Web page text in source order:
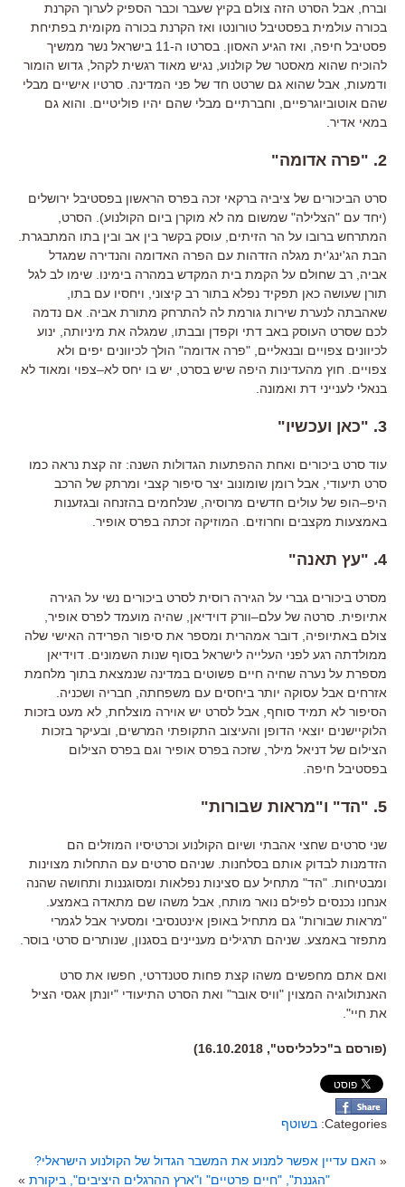
וברח
אבל הסרט הזה צולם בקיץ שעבר וכבר הספיק לערוך הקרנת
בכורה עולמית בפסטיבל טורונטו ואז הקרנת בכורה מקומית בפתיחת
פסטיבל חיפה
ואז הגיע האסון בסרטו ה-11
בישראל נשר ממשיך
להוכיח שהוא מאסטר של קולנוע נגיש מאוד רגשית לקהל גדוש הומור
ודמעות אבל שהוא גם שרטט חד של פני המדינה סרטיו אישיים מבלי
שהם אוטוביוגרפיים
וחברתיים מבלי שהם יהיו פוליטיים
והוא גם
במאי אדיר
2. " פרה אדומה"
סרט הביכורים של ציביה ברקאי זכה בפרס הראשון בפסטיבל ירושלים
(יחד עם "הצלילה" שמשום מה לא מוקרן ביום הקולנוע). הסרט
המתרחש ברובו על הר הזיתים עוסק בקשר בין אב ובין בתו המתבגרת
הבת הג'ינג'ית מגלה הזדהות עם הפרה האדומה והנדירה שמגדל
אביה רב שחולם על הקמת בית המקדש במהרה בימינו שימו לב לגל
תורן שעושה כאן תפקיד נפלא בתור רב קיצוני
ויחסיו עם בתו
שאהבתה לנערת שירות גורמת לה להתרחק מתורת אביה
אם נדמה
לכם שסרט העוסק באב דתי וקפדן ובבתו שמגלה את מיניותה
ינוע
לכיוונים צפויים ובנאליים , "פרה אדומה" הולך לכיוונים יפים ולא
צפויים
חוץ מהעדינות היפה שיש בסרט יש בו יחס לא–צפוי ומאוד לא
בנאלי לענייני דת ואמונה
3. " כאן ועכשיו"
עוד סרט ביכורים ואחת ההפתעות הגדולות השנה: זה קצת נראה כמו
סרט תיעודי
אבל רומן שומונוב יצר סיפור קצבי ומרתק של הרכב
היפ–הופ של עולים חדשים מרוסיה שנלחמים בהזנחה ובגזענות
באמצעות מקצבים וחרוזים
המוזיקה זכתה בפרס אופיר
4. " עץ תאנה"
מסרט ביכורים גברי על הגירה רוסית לסרט ביכורים נשי על הגירה
אתיופית סרטה של עלם–וורק דוידיאן שהיה מועמד לפרס אופיר
צולם באתיופיה דובר אמהרית ומספר את סיפור הפרידה האישי שלה
ממולדתה רגע לפני העלייה לישראל בסוף שנות השמונים דוידיאן
מספרת על נערה שחיה חיים פשוטים במדינה שנמצאת בתוך מלחמת
אזרחים אבל עסוקה יותר ביחסים עם משפחתה
חבריה ושכניה
הסיפור לא תמיד סוחף
אבל לסרט יש אוירה מוצלחת לא מעט בזכות
הלוקיישנים יוצאי הדופן והעיצוב התקופתי המרשים
ובעיקר בזכות
הצילום של דניאל מילר שזכה בפרס אופיר וגם בפרס הצילום
בפסטיבל חיפה
5. " הד" ו"מראות שבורות"
שני סרטים שחצי אהבתי ושיום הקולנוע וכרטיסיו המוזלים הם
הזדמנות לבדוק אותם בסלחנות שניהם סרטים עם התחלות מצוינות
ומבטיחות . "הד" מתחיל עם סצינות נפלאות ומסוגננות ותחושה שהנה
אנחנו נכנסים לפילם נואר מותח
אבל משהו שם מתאדה באמצע
"מראות שבורות" גם מתחיל באופן אינטנסיבי ומסעיר אבל לגמרי
מתפזר באמצע שניהם תרגילים מעניינים בסגנון שנותרים סרטי בוסר
ואם אתם מחפשים משהו קצת פחות סטנדרטי
חפשו את סרט
האנתולוגיה המצוין "וויס אובר" ואת הסרט התיעודי "יונתן אגסי הציל
את חיי".
(פורסם ב"כלכליסט", 16.10.2018)
Categories: בשוטף
« האם עדיין אפשר למנוע את המשבר הגדול של הקולנוע הישראלי?
"הגננת", "חיים פרטיים" ו"ארץ ההרגלים היציבים", ביקורת »